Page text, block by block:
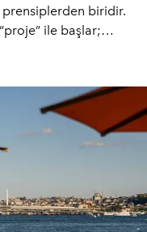
prensiplerden biridir.
ile başlar;